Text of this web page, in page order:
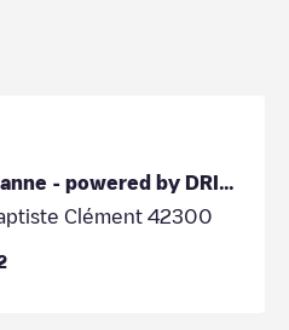
Peugeot - SAGG - Roanne - powered by DRIVECO
Clément 42300